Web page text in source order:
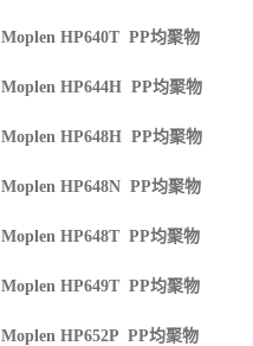
Moplen HP640T PP均聚物
Moplen HP644H PP均聚物
Moplen HP648H PP均聚物
Moplen HP648N PP均聚物
Moplen HP648T PP均聚物
Moplen HP649T PP均聚物
Moplen HP652P PP均聚物